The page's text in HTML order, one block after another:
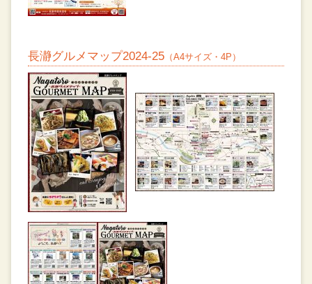
長瀞グルメマップ2024-25 （A4サイズ・4P）